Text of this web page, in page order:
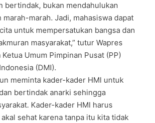
bertindak, bukan mendahulukan
marah-marah. Jadi, mahasiswa dapat
untuk mempersatukan bangsa dan
masyarakat,” tutur Wapres
Umum Pimpinan Pusat (PP)
(DMI).
meminta kader-kader HMI untuk
bertindak anarki sehingga
Kader-kader HMI harus
sehat karena tanpa itu kita tidak